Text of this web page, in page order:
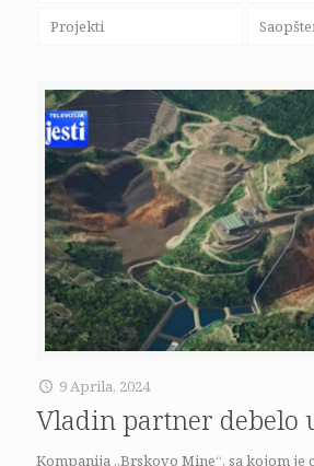
Projekti
9 Aprila, 2024
Vladin partner debelo
Kompanija „Brskovo Mine“, sa kojom je